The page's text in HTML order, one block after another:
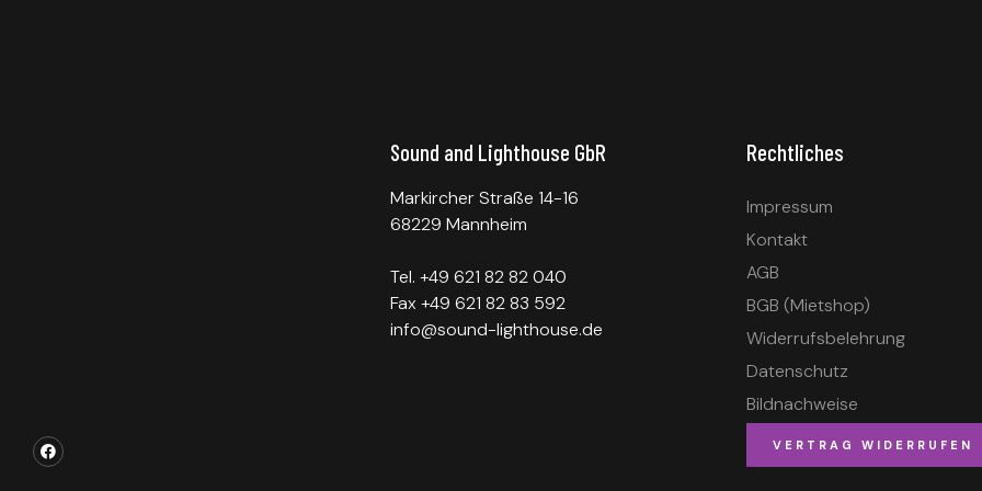
Sound and Lighthouse GbR
Markircher Straße 14-16
68229 Mannheim
Tel. +49 621 82 82 040
Fax +49 621 82 83 592
info@sound-lighthouse.de
Rechtliches
Impressum
Kontakt
AGB
BGB (Mietshop)
Widerrufsbelehrung
Datenschutz
Bildnachweise
VERTRAG WIDERRUFEN